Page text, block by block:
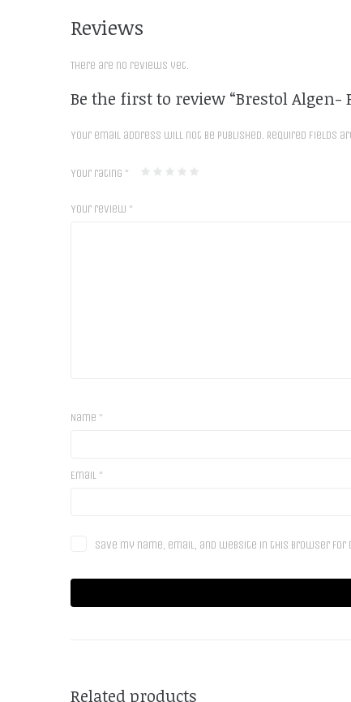
Reviews
There are no reviews yet.
Be the first to review “Brestol Algen-
Your email address will not be published. Required fields
Your rating *
Your review *
Name *
Email *
Save my name, email, and website in this browser
Related products